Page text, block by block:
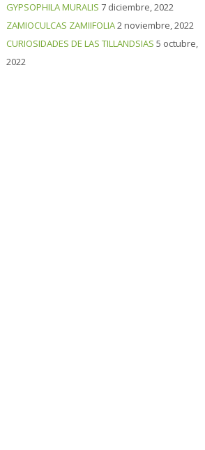
GYPSOPHILA MURALIS 7 diciembre, 2022
ZAMIOCULCAS ZAMIIFOLIA2 noviembre, 2022
CURIOSIDADES DE LAS TILLANDSIAS 5 octubre,
2022